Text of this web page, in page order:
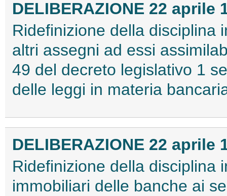
DELIBERAZIONE 22 aprile
Ridefinizione della disciplina
altri assegni ad essi
49 del decreto legislativo 1
delle leggi in materia
DELIBERAZIONE 22 aprile
Ridefinizione della disciplina
immobiliari delle banche ai